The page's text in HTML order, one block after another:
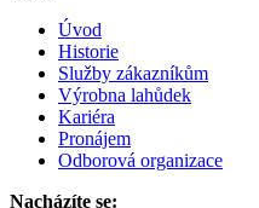
Úvod
Historie
Služby zákazníkům
Výrobna lahůdek
Kariéra
Pronájem
Odborová organizace
Nacházíte se: